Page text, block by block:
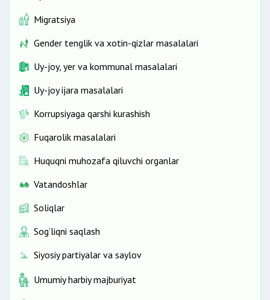
Migratsiya
Gender tenglik va xotin-qizlar masalalari
Uy-joy, yer va kommunal masalalari
Uy-joy ijara masalalari
Korrupsiyaga qarshi kurashish
Fuqarolik masalalari
Huquqni muhozafa qiluvchi organlar
Vatandoshlar
Soliqlar
Sog‘liqni saqlash
Siyosiy partiyalar va saylov
Umumiy harbiy majburiyat